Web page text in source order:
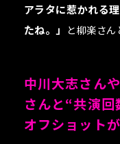
アラタに惹かれる
たね。」
と柳楽さん
中川大志さん
さんと“共演
オフショット